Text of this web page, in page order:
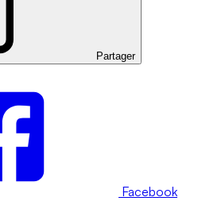
Partager
Facebook